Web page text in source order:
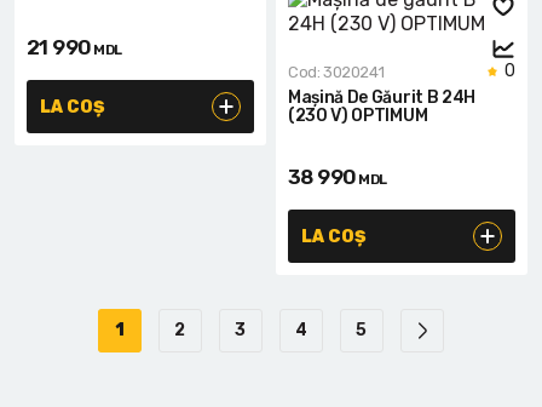
21 990 MDL
LA COȘ
0
Cod: 3020241
Mașină De Găurit B 24H
(230 V) OPTIMUM
38 990 MDL
LA COȘ
1 2 3 4 5